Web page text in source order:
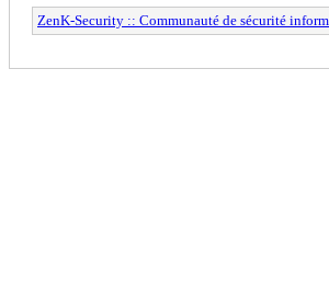
ZenK-Security :: Communauté de sécurité